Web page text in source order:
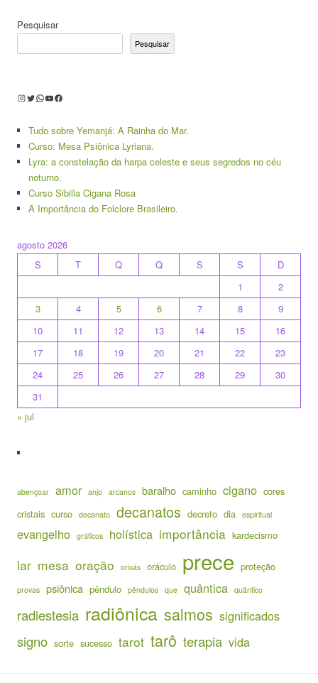
Pesquisar
Pesquisar
Instagram
Twitter
WhatsApp
Youtube
Facebook
Tudo sobre Yemanjá: A Rainha do Mar.
Curso: Mesa Psiônica Lyriana.
Lyra: a constelação da harpa celeste e seus segredos no céu
noturno.
Curso Sibilla Cigana Rosa
A Importância do Folclore Brasileiro.
agosto 2026
S
T Q Q S S
D
1
2
3
4 5 6 7 8
9
10
11 12 13 14 15
16
17
18 19 20 21 22
23
24
25 26 27 28 29
30
31
« jul
abençoar amor anjo arcanos baralho caminho cigano cores
cristais curso decanato decanatos decreto dia espiritual
evangelho gráficos holística importância kardecismo
lar mesa oração orixás oráculo prece proteção
provas psiônica pêndulo pêndulos que quântica quântico
radiestesia radiônica salmos significados
signo sorte sucesso tarot tarô terapia vida